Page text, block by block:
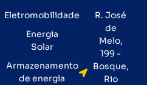
Eletromobilidade
Energia
Solar
Armazenamento
de energia
R. José
de
Melo,
199 -
Bosque,
Rio